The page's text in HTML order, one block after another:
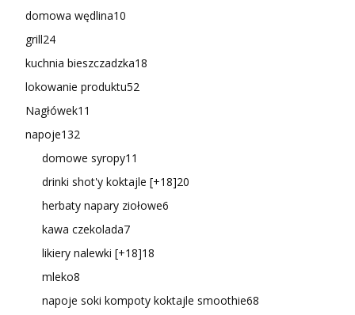
domowa wędlina10
grill24
kuchnia bieszczadzka18
lokowanie produktu52
Nagłówek11
napoje132
domowe syropy11
drinki shot'y koktajle [+18]20
herbaty napary ziołowe6
kawa czekolada7
likiery nalewki [+18]18
mleko8
napoje soki kompoty koktajle smoothie68